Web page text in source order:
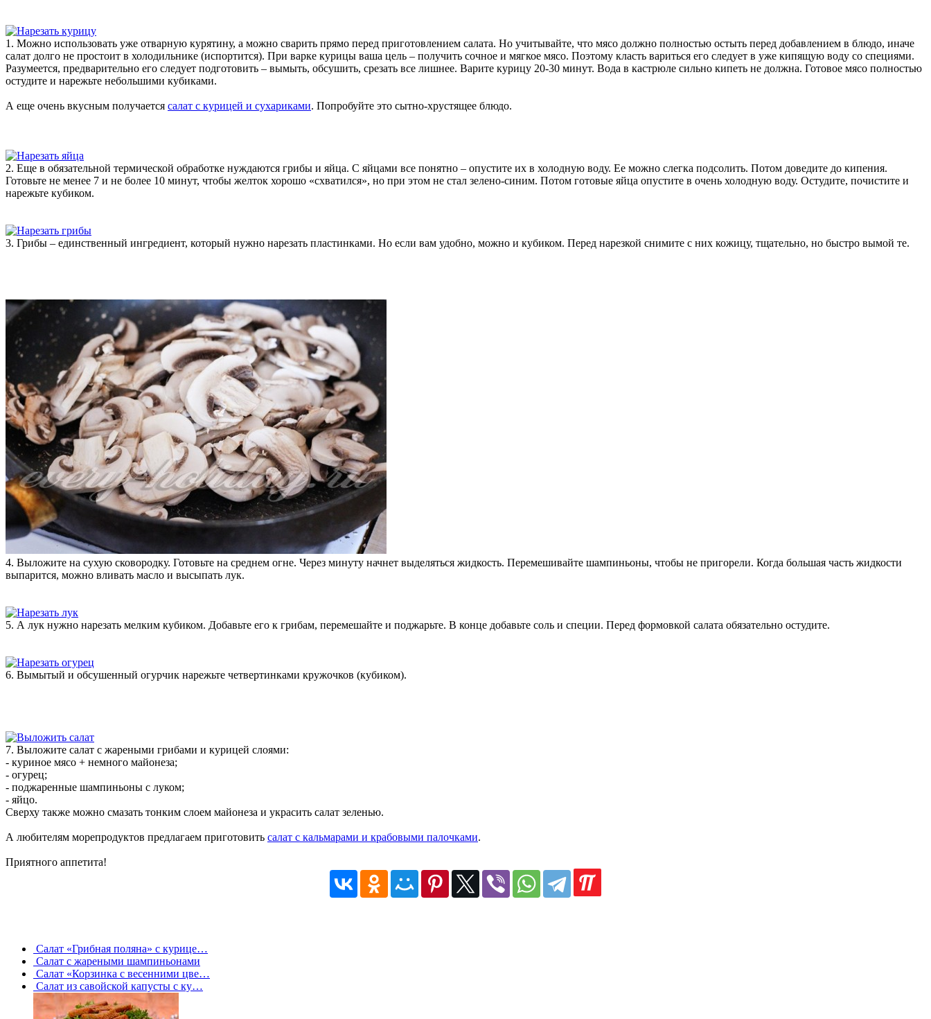
1. Можно использовать уже отварную курятину, а можно сварить прямо перед приготовлением салата. Но учитывайте, что мясо должно полностью остыть перед добавлением в блюдо, иначе
салат долго не простоит в холодильнике (испортится). При варке курицы ваша цель – получить сочное и мягкое мясо. Поэтому класть вариться его следует в уже кипящую воду со специями.
Разумеется, предварительно его следует подготовить – вымыть, обсушить, срезать все лишнее. Варите курицу 20-30 минут. Вода в кастрюле сильно кипеть не должна. Готовое мясо полностью
остудите и нарежьте небольшими кубиками.
А еще очень вкусным получается салат с курицей и сухариками. Попробуйте это сытно-хрустящее блюдо.
2. Еще в обязательной термической обработке нуждаются грибы и яйца. С яйцами все понятно – опустите их в холодную воду. Ее можно слегка подсолить. Потом доведите до кипения.
Готовьте не менее 7 и не более 10 минут, чтобы желток хорошо «схватился», но при этом не стал зелено-синим. Потом готовые яйца опустите в очень холодную воду. Остудите, почистите и
нарежьте кубиком.
3. Грибы – единственный ингредиент, который нужно нарезать пластинками. Но если вам удобно, можно и кубиком. Перед нарезкой снимите с них кожицу, тщательно, но быстро вымой те.
4. Выложите на сухую сковородку. Готовьте на среднем огне. Через минуту начнет выделяться жидкость. Перемешивайте шампиньоны, чтобы не пригорели. Когда большая часть жидкости
выпарится, можно вливать масло и высыпать лук.
5. А лук нужно нарезать мелким кубиком. Добавьте его к грибам, перемешайте и поджарьте. В конце добавьте соль и специи. Перед формовкой салата обязательно остудите.
6. Вымытый и обсушенный огурчик нарежьте четвертинками кружочков (кубиком).
7. Выложите салат с жареными грибами и курицей слоями:
- куриное мясо + немного майонеза;
- огурец;
- поджаренные шампиньоны с луком;
- яйцо.
Сверху также можно смазать тонким слоем майонеза и украсить салат зеленью.
А любителям морепродуктов предлагаем приготовить салат с кальмарами и крабовыми палочками.
Приятного аппетита!
Салат «Грибная поляна» с курице…
Салат с жареными шампиньонами
Салат «Корзинка с весенними цве…
Салат из савойской капусты с ку…